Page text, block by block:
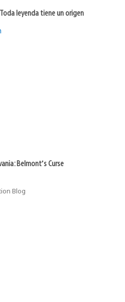
leyenda tiene un origen
Belmont’s Curse
Blog